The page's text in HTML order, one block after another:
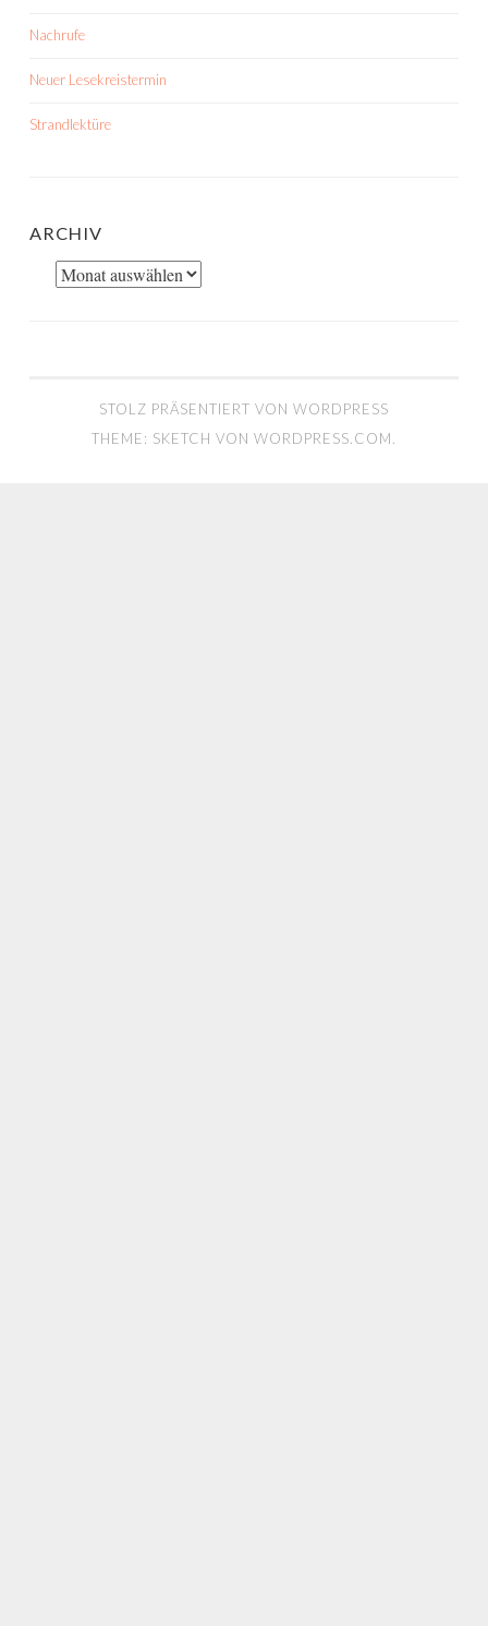
Nachrufe
Neuer Lesekreistermin
Strandlektüre
ARCHIV
Archiv
STOLZ PRÄSENTIERT VON WORDPRESS
THEME: SKETCH VON WORDPRESS.COM